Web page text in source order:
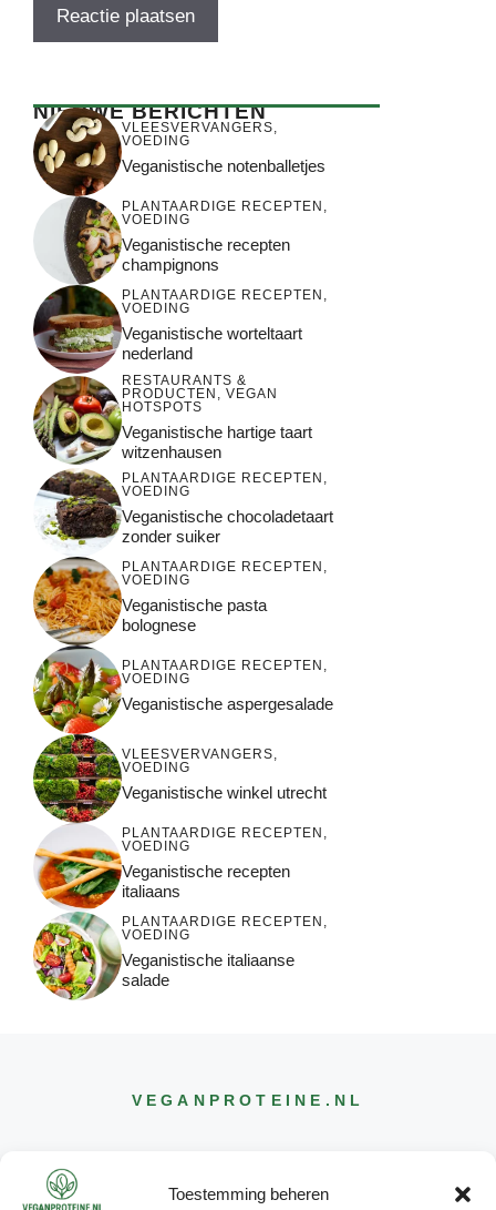
Toestemming beheren
NIEUWE BERICHTEN
VLEESVERVANGERS,
VOEDING
Veganistische notenballetjes
PLANTAARDIGE RECEPTEN ,
VOEDING
Veganistische recepten
champignons
PLANTAARDIGE RECEPTEN ,
VOEDING
Veganistische worteltaart
nederland
RESTAURANTS &
PRODUCTEN , VEGAN
HOTSPOTS
Veganistische hartige taart
witzenhausen
PLANTAARDIGE RECEPTEN ,
VOEDING
Veganistische chocoladetaart
zonder suiker
PLANTAARDIGE RECEPTEN ,
VOEDING
Veganistische pasta
bolognese
PLANTAARDIGE RECEPTEN ,
VOEDING
Veganistische aspergesalade
VLEESVERVANGERS,
VOEDING
Veganistische winkel utrecht
PLANTAARDIGE RECEPTEN ,
VOEDING
Veganistische recepten
italiaans
PLANTAARDIGE RECEPTEN ,
VOEDING
Veganistische italiaanse
salade
VEGANPROTEINE .NL